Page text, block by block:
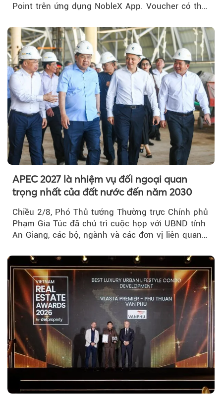
Point trên ứng dụng NobleX App. Voucher có thể
APEC 2027 là nhiệm vụ đối ngoại quan
trọng nhất của đất nước đến năm 2030
Chiều 2/8, Phó Thủ tướng Thường trực Chính phủ
Phạm Gia Túc đã chủ trì cuộc họp với UBND tỉnh
An Giang, các bộ, ngành và các đơn vị liên quan